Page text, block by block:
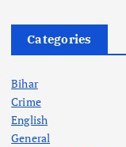
Categories
Bihar
Crime
English
General